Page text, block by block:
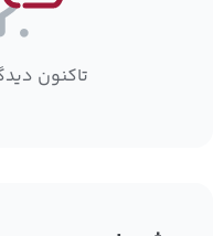
تاکنون